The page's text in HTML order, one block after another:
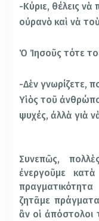
-Κύριε, θέλεις
οὐρανὸ καὶ νὰ
Ὁ Ἰησοῦς τότε
-Δὲν γνωρίζετε,
Υἱὸς τοῦ
ψυχές, ἀλλὰ γιὰ
Συνεπῶς,
ἐνεργοῦμε
ζητᾶμε
ἂν οἱ ἀπόστολοι